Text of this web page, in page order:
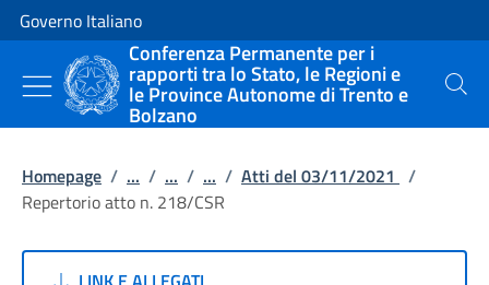
Vai al contenuto
Vai alla navigazione del sito
Governo Italiano
Conferenza Permanente per i
rapporti tra lo Stato, le Regioni e
le Province Autonome di Trento e
Bolzano
Cerca
Homepage / ... / ... / ... / Atti del 03/11/2021 /
Repertorio atto n. 218/CSR